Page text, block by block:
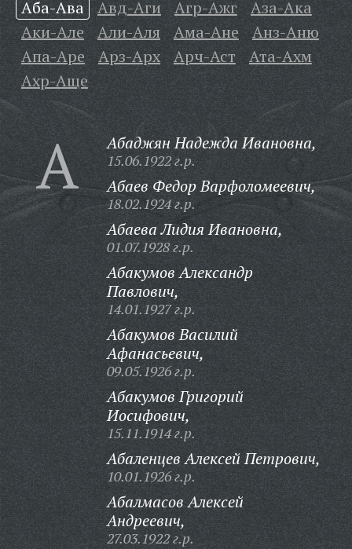
Аба-Ава Авд-Аги Агр-Ажг
Аза-Ака
Аки-Але
Али-Аля Ама-Ане
Анз-Аню
Апа-Аре
Арз-Арх Арч-Аст
Ата-Ахм
Ахр-Аще
А Абаджян Надежда Ивановна,
15.06.1922 г.р.
Абаев Федор Варфоломеевич,
18.02.1924 г.р.
Абаева Лидия Ивановна,
01.07.1928 г.р.
Абакумов Александр
Павлович,
14.01.1927 г.р.
Абакумов Василий
Афанасьевич,
09.05.1926 г.р.
Абакумов Григорий
Иосифович,
15.11.1914 г.р.
Абаленцев Алексей Петрович,
10.01.1926 г.р.
Абалмасов Алексей
Андреевич,
27.03.1922 г.р.